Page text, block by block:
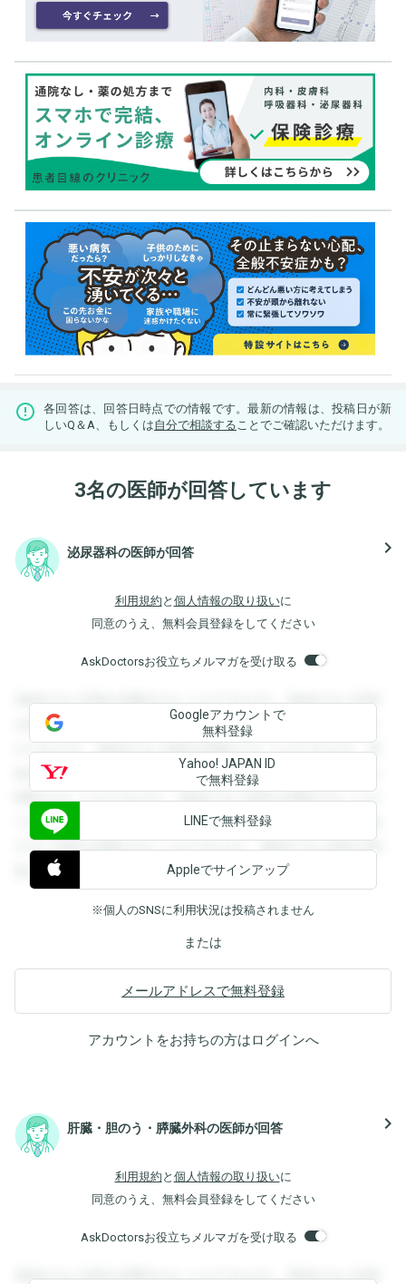
各回答は、回答日時点での情報です。最新の情報は、投稿日が新
しいQ＆A、もしくは自分で相談することでご確認いただけます。
3名の医師が回答しています
泌尿器科の医師が回答 navigate_next
利用規約 と 個人情報の取り扱いに
同意のうえ、無料会員登録をしてください
AskDoctorsお役立ちメルマガを受け取る
登録すると回答を閲覧することができます。登録すると回答
を閲覧することができます。登録すると回答を閲覧すること
ができます。登録すると回答を閲覧することができます。登
録すると回答を閲覧することができます。登録すると回答を
閲覧することができます。登録すると回答を閲覧することが
できます。登録すると回答を閲覧することができます。登録
すると回答を閲覧することができます。登録すると回答を閲
覧することができます。
Googleアカウントで
無料登録
Yahoo! JAPAN ID
で無料登録
LINEで無料登録
Appleでサインアップ
※個人のSNSに利用状況は投稿されません
または
メールアドレスで無料登録
アカウントをお持ちの方はログインへ
肝臓・胆のう・膵臓外科の医師が回答 navigate_next
利用規約 と 個人情報の取り扱いに
同意のうえ、無料会員登録をしてください
AskDoctorsお役立ちメルマガを受け取る
登録すると回答を閲覧することができます。登録すると回答